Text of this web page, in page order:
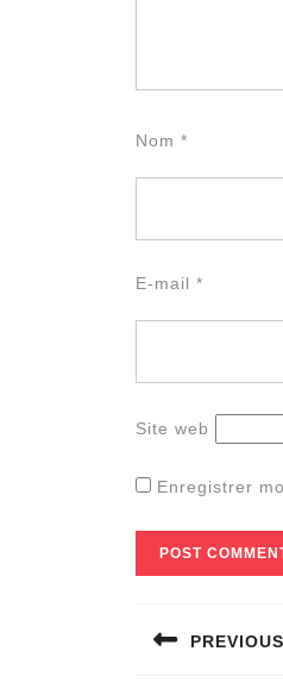
Nom *
E-mail *
Site web
Enregistrer
PREVIOUS